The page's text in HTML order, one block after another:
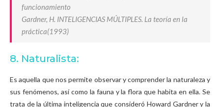
funcionamiento
Gardner, H. INTELIGENCIAS MÚLTIPLES. La teoría en la
práctica(1993)
8. Naturalista:
Es aquella que nos permite observar y comprender la naturaleza y
sus fenómenos, así como la fauna y la flora que habita en ella. Se
trata de la última inteligencia que consideró Howard Gardner y la